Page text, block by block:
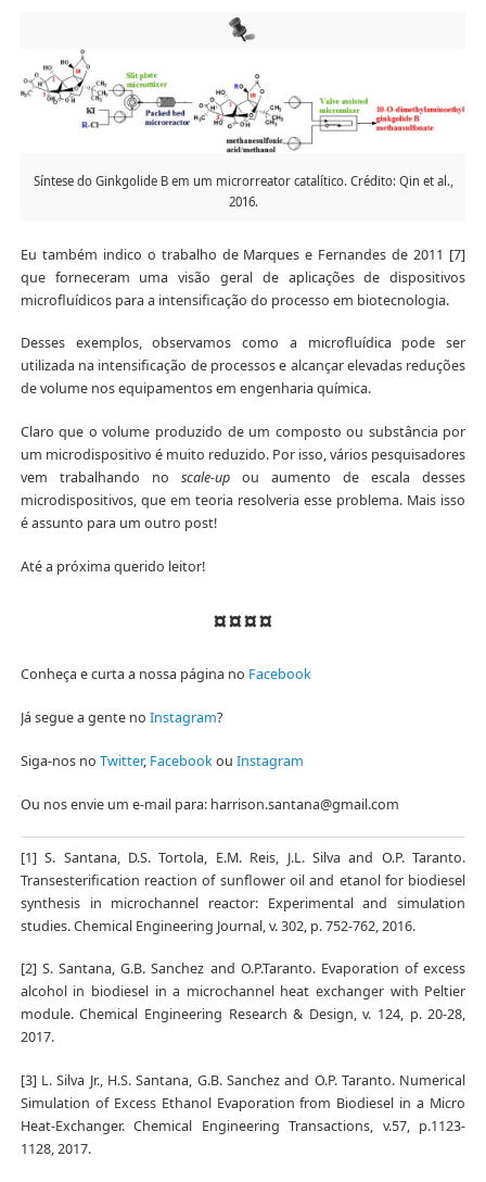
Síntese do Ginkgolide B em um microrreator catalítico. Crédito: Qin et al.,
2016.
Eu também indico o trabalho de Marques e Fernandes de 2011 [7]
que forneceram uma visão geral de aplicações de dispositivos
microfluídicos para a intensificação do processo em biotecnologia.
Desses exemplos, observamos como a microfluídica pode ser
utilizada na intensificação de processos e alcançar elevadas reduções
de volume nos equipamentos em engenharia química.
Claro que o volume produzido de um composto ou substância por
um microdispositivo é muito reduzido. Por isso, vários pesquisadores
vem trabalhando no scale-upou aumento de escala desses
microdispositivos, que em teoria resolveria esse problema. Mais isso
é assunto para um outro post!
Até a próxima querido leitor!
¤¤¤¤
Conheça e curta a nossa página no Facebook
Já segue a gente no Instagram?
Siga-nos no Twitter, Facebookou Instagram
Ou nos envie um e-mail para: harrison.santana@gmail.com
[1] S. Santana, D.S. Tortola, E.M. Reis, J.L. Silva and O.P. Taranto.
Transesterification reaction of sunflower oil and etanol for biodiesel
synthesis in microchannel reactor: Experimental and simulation
studies. Chemical Engineering Journal, v. 302, p. 752-762, 2016.
[2] S. Santana, G.B. Sanchez and O.P.Taranto. Evaporation of excess
alcohol in biodiesel in a microchannel heat exchanger with Peltier
module. Chemical Engineering Research & Design, v. 124, p. 20-28,
2017.
[3] L. Silva Jr., H.S. Santana, G.B. Sanchez and O.P. Taranto. Numerical
Simulation of Excess Ethanol Evaporation from Biodiesel in a Micro
Heat-Exchanger. Chemical Engineering Transactions, v.57, p.1123-
1128, 2017.